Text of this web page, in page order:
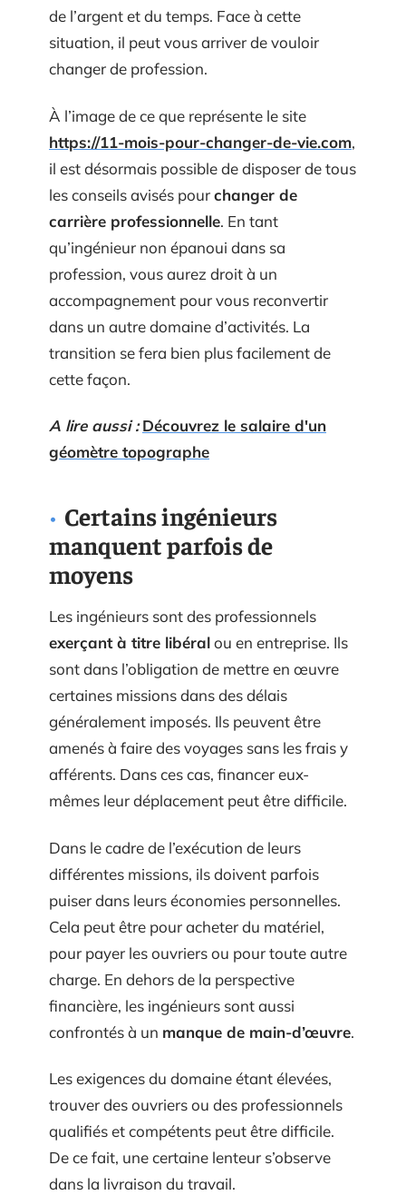
de l’argent et du temps. Face à cette
situation, il peut vous arriver de vouloir
changer de profession.
À l’image de ce que représente le site
https://11-mois-pour-changer-de-vie.com,
il est désormais possible de disposer de tous
les conseils avisés pourchanger de
carrière professionnelle. En tant
qu’ingénieur non épanoui dans sa
profession, vous aurez droit à un
accompagnement pour vous reconvertir
dans un autre domaine d’activités. La
transition se fera bien plus facilement de
cette façon.
A lire aussi : Découvrez le salaire d'un
géomètre topographe
Certains ingénieurs
manquent parfois de
moyens
Les ingénieurs sont des professionnels
exerçant à titre libéralou en entreprise. Ils
sont dans l’obligation de mettre en œuvre
certaines missions dans des délais
généralement imposés. Ils peuvent être
amenés à faire des voyages sans les frais y
afférents. Dans ces cas, financer eux-
mêmes leur déplacement peut être difficile.
Dans le cadre de l’exécution de leurs
différentes missions, ils doivent parfois
puiser dans leurs économies personnelles.
Cela peut être pour acheter du matériel,
pour payer les ouvriers ou pour toute autre
charge. En dehors de la perspective
financière, les ingénieurs sont aussi
confrontés à un manque de main-d’œuvre.
Les exigences du domaine étant élevées,
trouver des ouvriers ou des professionnels
qualifiés et compétents peut être difficile.
De ce fait, une certaine lenteur s’observe
dans la livraison du travail.